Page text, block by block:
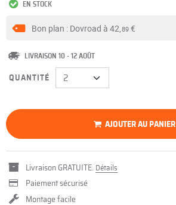
EN STOCK
Bon plan : Dovroad à 42,89€
LIVRAISON 10 - 12 AOÛT
QUANTITÉ
AJOUTER AU PANIER
Livraison GRATUITE. Détails
Paiement sécurisé
Montage facile